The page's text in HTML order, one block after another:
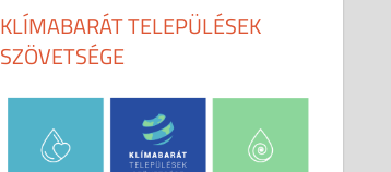
KLÍMABARÁT TELEPÜLÉSEK
SZÖVETSÉGE